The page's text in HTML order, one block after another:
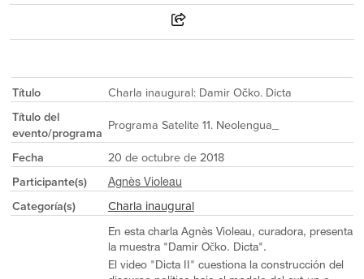
Título
Charla inaugural: Damir Očko. Dicta
Título del
evento/programa
Programa Satelite 11. Neolengua_
Fecha
20 de octubre de 2018
Participante(s)
Agnès Violeau
Categoría(s) Charla inaugural
En esta charla Agnès Violeau, curadora, presenta
la muestra "Damir Očko. Dicta".
El video "Dicta II" cuestiona la construcción del